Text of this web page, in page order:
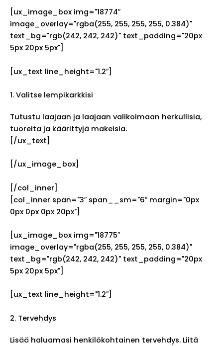
[ux_image_box img="18774″
image_overlay="rgba(255, 255, 255, 255, 0.384)"
text_bg="rgb(242, 242, 242)" text_padding="20px
5px 20px 5px"]
[ux_text line_height="1.2″]
1. Valitse lempikarkkisi
Tutustu laajaan ja laajaan valikoimaan herkullisia,
tuoreita ja käärittyjä makeisia.
[/ux_text]
[/ux_image_box]
[/col_inner]
[col_inner span="3″ span__sm="6″ margin="0px
0px 0px 0px 20px"]
[ux_image_box img="18775″
image_overlay="rgba(255, 255, 255, 255, 0.384)"
text_bg="rgb(242, 242, 242)" text_padding="20px
5px 20px 5px"]
[ux_text line_height="1.2″]
2. Tervehdys
Lisää haluamasi henkilökohtainen tervehdys. Liitä